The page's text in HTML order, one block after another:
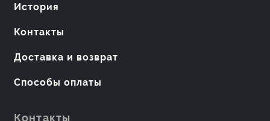
История
Контакты
Доставка и возврат
Способы оплаты
Контакты